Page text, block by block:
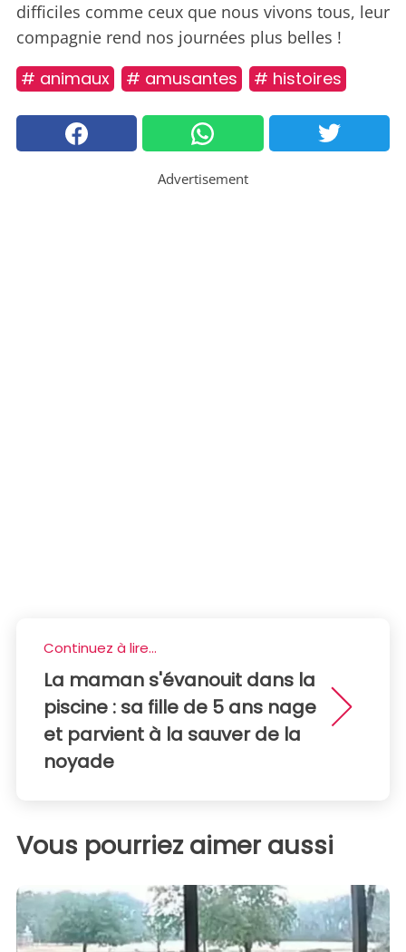
difficiles comme ceux que nous vivons tous, leur
compagnie rend nos journées plus belles !
# animaux # amusantes # histoires
Advertisement
Continuez à lire...
La maman s'évanouit dans la
piscine : sa fille de 5 ans nage
et parvient à la sauver de la
noyade
Vous pourriez aimer aussi